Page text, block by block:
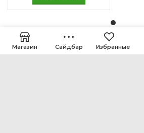
Магазин Сайдбар Избранные